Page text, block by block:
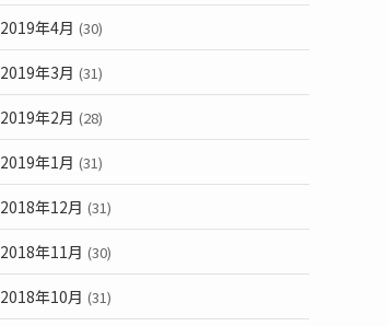
2019年4月 (30)
2019年3月 (31)
2019年2月 (28)
2019年1月 (31)
2018年12月 (31)
2018年11月 (30)
2018年10月 (31)